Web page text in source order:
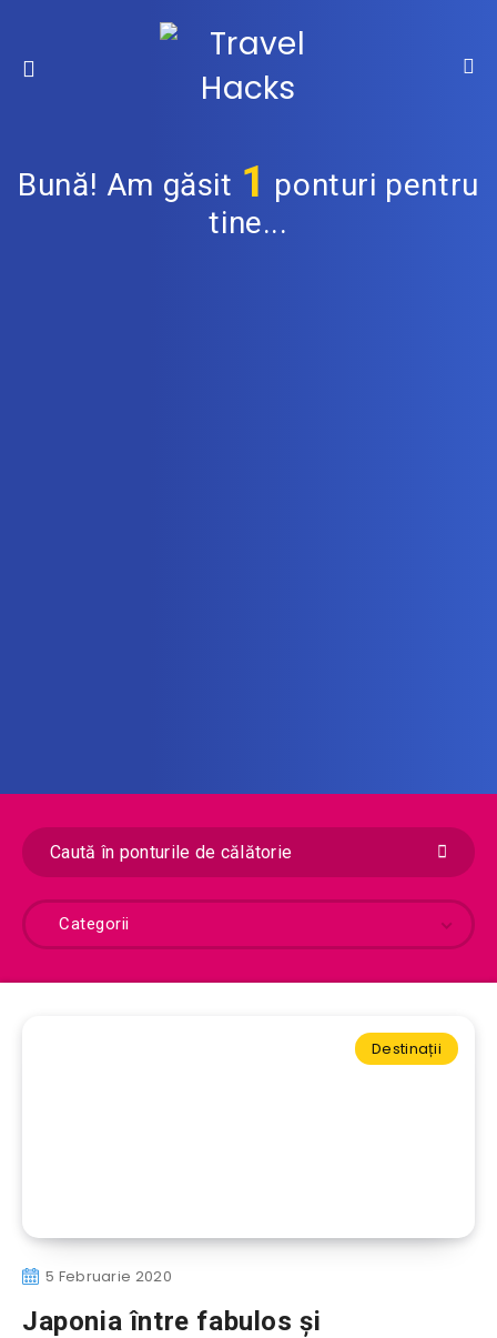
Bună! Am găsit 1 ponturi pentru
tine...
Categorii
Destinații
5 Februarie 2020
Japonia între fabulos și